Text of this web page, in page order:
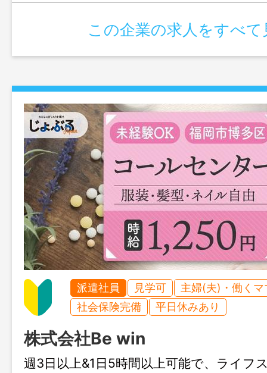
この企業の求人をすべて
派遣社員 見学可
主婦(夫)・働くマ
社会保険完備
平日休みあり
株式会社Be win
週3日以上&1日5時間以上可能で、ライフ